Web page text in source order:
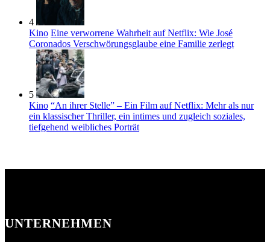
4
Kino Eine verworrene Wahrheit auf Netflix: Wie José
Coronados Verschwörungsglaube eine Familie zerlegt
5
Kino “An ihrer Stelle” – Ein Film auf Netflix: Mehr als nur
ein klassischer Thriller, ein intimes und zugleich soziales,
tiefgehend weibliches Porträt
UNTERNEHMEN